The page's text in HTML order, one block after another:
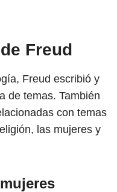
Freud
Freud escribió y
de temas. También
con temas
las mujeres y